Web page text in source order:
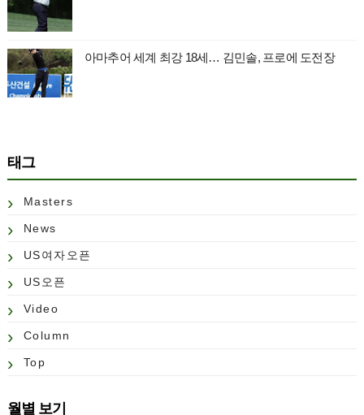
아마추어 세계 최강 18세… 김민솔, 프로에 도전장
태그
Masters
News
US여자오픈
US오픈
Video
Column
Top
월별 보기